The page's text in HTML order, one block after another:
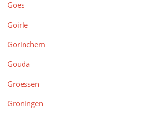
Goes
Goirle
Gorinchem
Gouda
Groessen
Groningen